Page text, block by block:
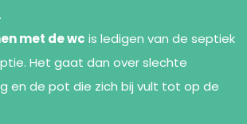
met de wc is ledigen van de septiek
Het gaat dan over slechte
en de pot die zich bij vult tot op de